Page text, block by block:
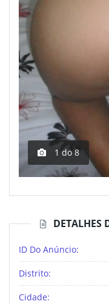
1 do 8
DETALHES
ID Do Anúncio:
Distrito:
Cidade: